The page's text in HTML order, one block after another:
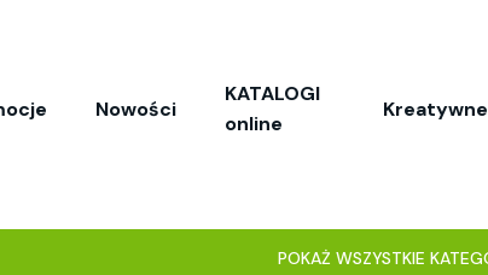
Nowości
KATALOGI
online
Kreatywne
POKAŻ WSZYSTKIE